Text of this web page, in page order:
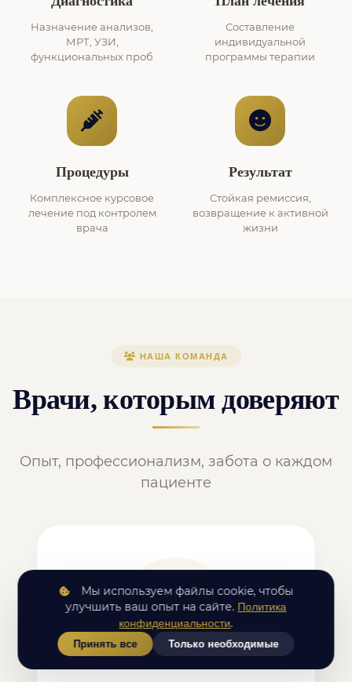
Назначение анализов,
МРТ, УЗИ,
функциональных проб
Составление
индивидуальной
программы терапии
Процедуры
Комплексное курсовое
лечение под контролем
врача
Результат
Стойкая ремиссия,
возвращение к активной
жизни
НАША КОМАНДА
Врачи, которым доверяют
Опыт, профессионализм, забота о каждом
пациенте
Мы используем файлы cookie, чтобы
улучшить ваш опыт на сайте. Политика
конфиденциальности.
Принять все Только необходимые